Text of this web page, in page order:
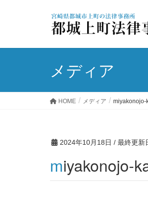
メディア
HOME メディア miyakonojo-
2024年10月18日 / 最終更新
miyakonojo-